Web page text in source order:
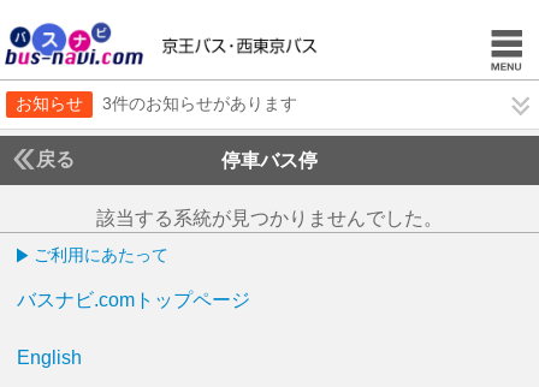
お知らせ 3件のお知らせがあります
戻る 停車バス停
該当する系統が見つかりませんでした。
ご利用にあたって
バスナビ.comトップページ
English